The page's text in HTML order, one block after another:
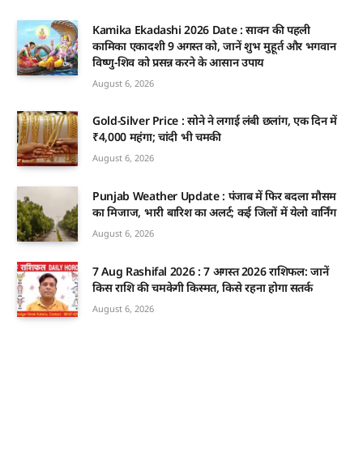
Kamika Ekadashi 2026 Date : सावन की पहली
कामिका एकादशी 9 अगस्त को, जानें शुभ मुहूर्त और भगवान
विष्णु-शिव को प्रसन्न करने के आसान उपाय
August 6, 2026
Gold-Silver Price : सोने ने लगाई लंबी छलांग, एक दिन में
₹4,000 महंगा; चांदी भी चमकी
August 6, 2026
Punjab Weather Update : पंजाब में फिर बदला मौसम
का मिजाज, भारी बारिश का अलर्ट; कई जिलों में येलो वार्निंग
August 6, 2026
7 Aug Rashifal 2026 : 7 अगस्त 2026 राशिफल: जानें
किस राशि की चमकेगी किस्मत, किसे रहना होगा सतर्क
August 6, 2026